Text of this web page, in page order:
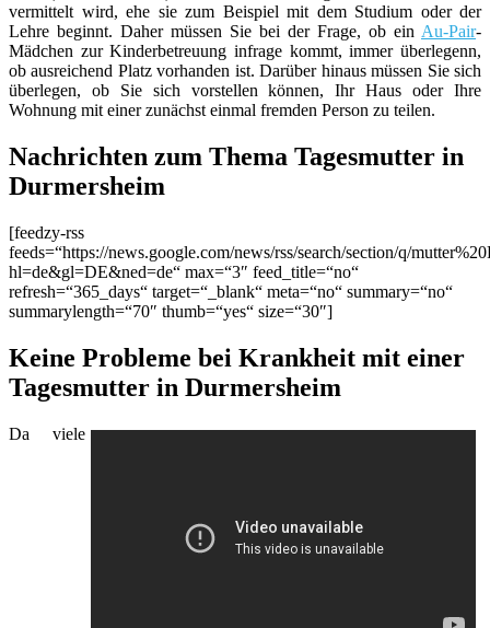
vermittelt wird, ehe sie zum Beispiel mit dem Studium oder der
Lehre beginnt. Daher müssen Sie bei der Frage, ob ein Au-Pair-
Mädchen zur Kinderbetreuung infrage kommt, immer überlegenn,
ob ausreichend Platz vorhanden ist. Darüber hinaus müssen Sie sich
überlegen, ob Sie sich vorstellen können, Ihr Haus oder Ihre
Wohnung mit einer zunächst einmal fremden Person zu teilen.
Nachrichten zum Thema Tagesmutter in
Durmersheim
[feedzy-rss
feeds=“https://news.google.com/news/rss/search/section/q/
hl=de&gl=DE&ned=de“ max=“3″ feed_title=“no“
refresh=“365_days“ target=“_blank“ meta=“no“ summary=“no“
summarylength=“70″ thumb=“yes“ size=“30″]
Keine Probleme bei Krankheit mit einer
Tagesmutter in Durmersheim
Da viele